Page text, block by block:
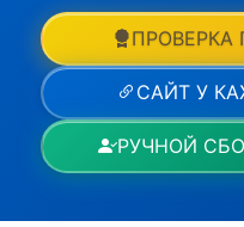
ПРОВЕРКА
САЙТ У
РУЧНОЙ